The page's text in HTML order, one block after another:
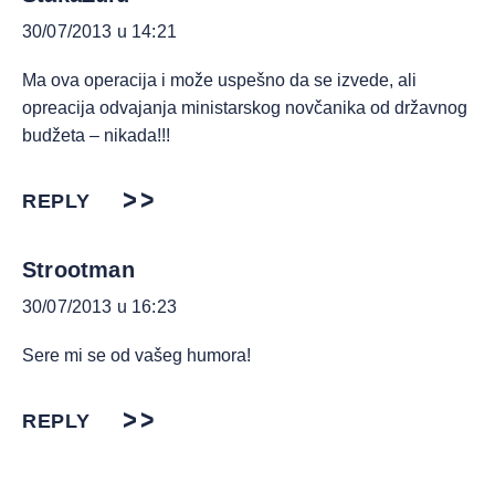
30/07/2013 u 14:21
Ma ova operacija i može uspešno da se izvede, ali
opreacija odvajanja ministarskog novčanika od državnog
budžeta – nikada!!!
REPLY
Strootman
30/07/2013 u 16:23
Sere mi se od vašeg humora!
REPLY